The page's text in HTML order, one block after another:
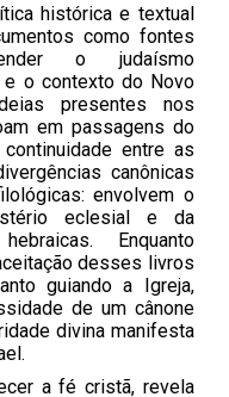
histórica e textual
como fontes
o judaísmo
e o contexto do Novo
presentes nos
em passagens do
entre as
canônicas
envolvem o
eclesial e da
Enquanto
desses livros
guiando a Igreja,
de um cânone
divina manifesta
a fé cristã, revela